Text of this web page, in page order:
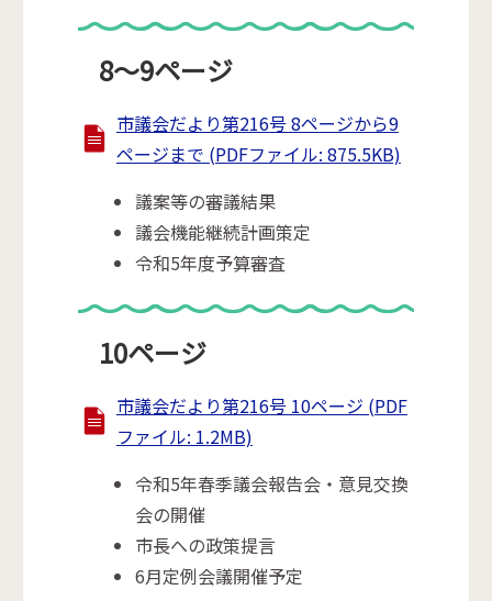
8～9ページ
市議会だより第216号 8ページから9
ページまで (PDFファイル: 875.5KB)
議案等の審議結果
議会機能継続計画策定
令和5年度予算審査
10ページ
市議会だより第216号 10ページ (PDF
ファイル: 1.2MB)
令和5年春季議会報告会・意見交換
会の開催
市長への政策提言
6月定例会議開催予定